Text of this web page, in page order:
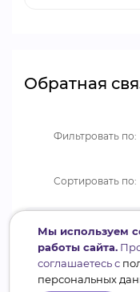
Обратная
Фильтровать по:
Сортировать по:
Мы используем
работы сайта.
соглашаетесь с
персональных